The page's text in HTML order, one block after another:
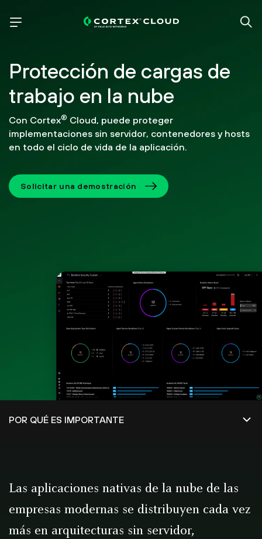
Protección de cargas de
trabajo en la nube
Con Cortex® Cloud, puede proteger
implementaciones sin servidor, contenedores y hosts
en todo el ciclo de vida de la aplicación.
Solicitar una demostración
Las aplicaciones nativas de la nube de las
empresas modernas se distribuyen cada vez
más en arquitecturas sin servidor,